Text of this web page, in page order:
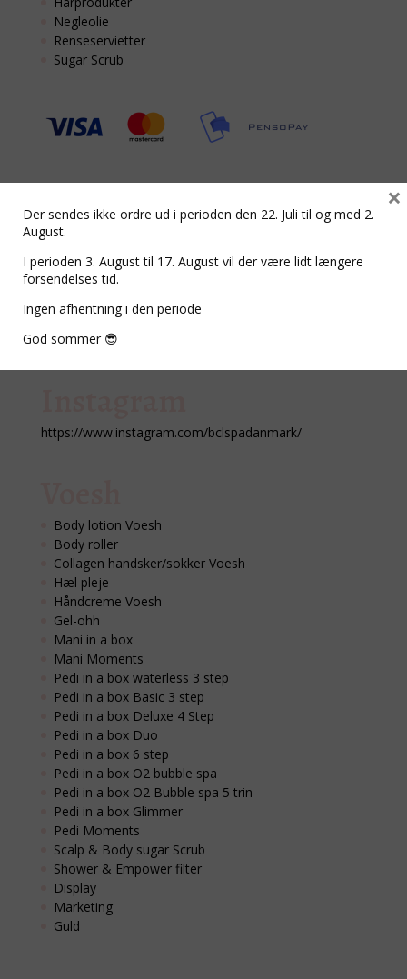
Negleolie
Renseservietter
Sugar Scrub
Smiley
https://www.findsmiley.dk/1445540
Tilmeld nyhedsbrev
Nyhedsbrev
https://www.instagram.com/bclspadanmark/
Body lotion Voesh
Body roller
Collagen handsker/sokker Voesh
Hæl pleje
Håndcreme Voesh
Gel-ohh
Mani in a box
Mani Moments
Pedi in a box waterless 3 step
Pedi in a box Basic 3 step
Pedi in a box Deluxe 4 Step
Pedi in a box Duo
Pedi in a box 6 step
Pedi in a box O2 bubble spa
Pedi in a box O2 Bubble spa 5 trin
Pedi in a box Glimmer
Pedi Moments
Scalp & Body sugar Scrub
Shower & Empower filter
Display
Marketing
Guld
Der sendes ikke ordre ud i perioden den 22. Juli til og med 2.
August.
I perioden 3. August til 17. August vil der være lidt længere
forsendelses tid.
Ingen afhentning i den periode
God sommer 😎
×